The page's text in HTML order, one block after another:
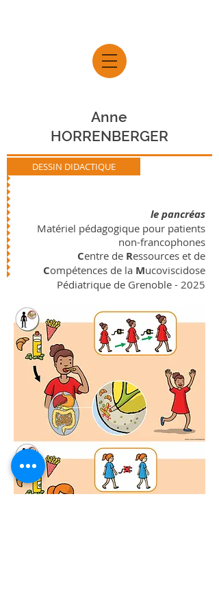
Anne
HORRENBERGER
DESSIN DIDACTIQUE
le pancréas
Matériel pédagogique pour patients
non-francophones
Centre de Ressources et de
Compétences de la Mucoviscidose
Pédiatrique de Grenoble - 2025